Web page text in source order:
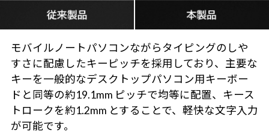
モバイルノートパソコンながらタイピングのしや
すさに配慮したキーピッチを採用しており、主要な
キーを一般的なデスクトップパソコン用キーボー
ドと同等の約19.1mm ピッチで均等に配置、キース
トロークを約1.2mm とすることで、軽快な文字入力
が可能です。